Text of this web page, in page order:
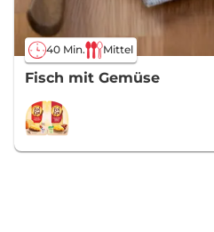
40 Min. Mittel
Fisch mit Gemüse